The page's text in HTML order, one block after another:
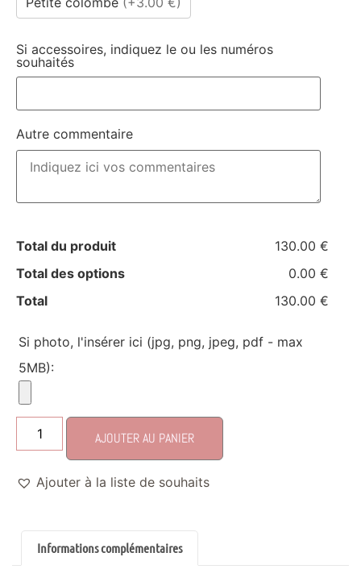
Si accessoires, indiquez le ou les numéros
souhaités
Autre commentaire
Total du produit
130.00 €
Total des options
0.00 €
Total
130.00 €
Si photo, l'insérer ici (jpg, png, jpeg, pdf - max
5MB):
AJOUTER AU PANIER
Ajouter à la liste de souhaits
Informations complémentaires